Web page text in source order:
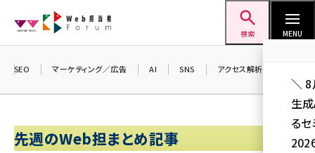
ン
検索 MENU
SEO マーケティング／広告 AI SNS アクセス解析／データ分析
先週のWeb担まとめ記事
＼ 8
生
る